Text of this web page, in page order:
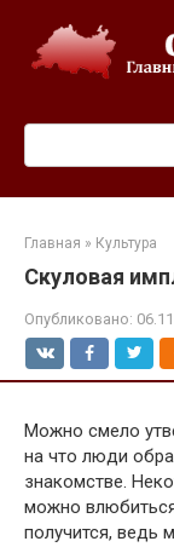
контенту
Главная » Культура
Скуловая
Опубликовано:
Можно смело
на что люди
знакомстве.
можно
получится, ведь